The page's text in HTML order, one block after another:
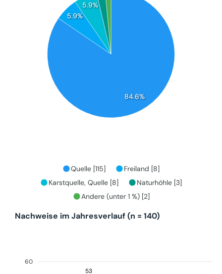
84.6%
5.9%
5.9%
Quelle [115]
Freiland [8]
Karstquelle, Quelle [8]
Naturhöhle [3]
Andere (unter 1 %) [2]
Nachweise im Jahresverlauf (n = 140)
60
53